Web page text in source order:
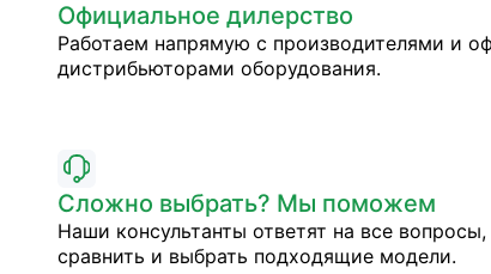
Официальное дилерство
Работаем напрямую с производителями и
дистрибьюторами оборудования.
Сложно выбрать? Мы поможем
Наши консультанты ответят на все
сравнить и выбрать подходящие модели.